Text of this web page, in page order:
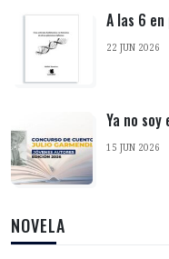
A las 6
22 JUN 2026
Ya no
15 JUN 2026
NOVELA